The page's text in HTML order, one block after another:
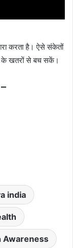
करता है। ऐसे संकेतों
के खतरों से बच सकें।
india
Awareness